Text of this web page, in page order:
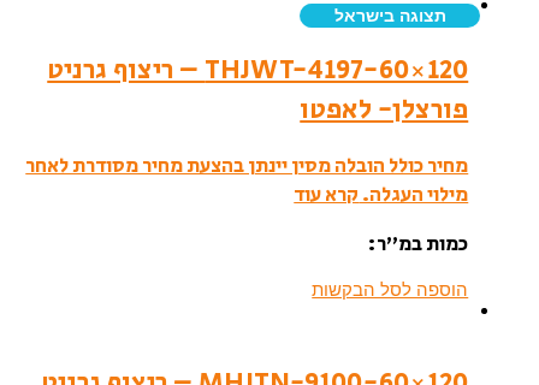
תצוגה בישראל
THJWT-4197-60×120 – ריצוף גרניט
פורצלן- לאפטו
מחיר כולל הובלה מסין יינתן בהצעת מחיר מסודרת לאחר
מילוי העגלה.קרא עוד
כמות במ”ר:
הוספה לסל הבקשות